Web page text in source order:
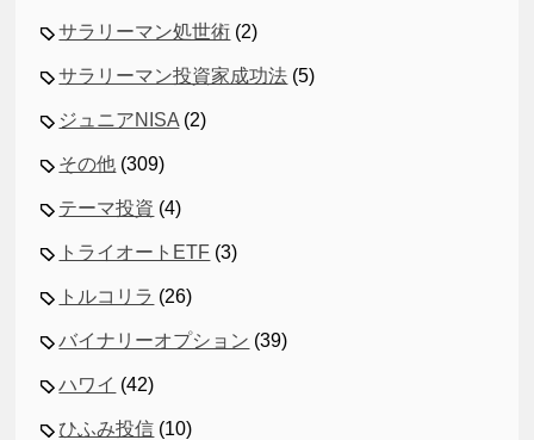
サラリーマン処世術 (2)
サラリーマン投資家成功法 (5)
ジュニアNISA (2)
その他 (309)
テーマ投資 (4)
トライオートETF (3)
トルコリラ (26)
バイナリーオプション (39)
ハワイ (42)
ひふみ投信 (10)